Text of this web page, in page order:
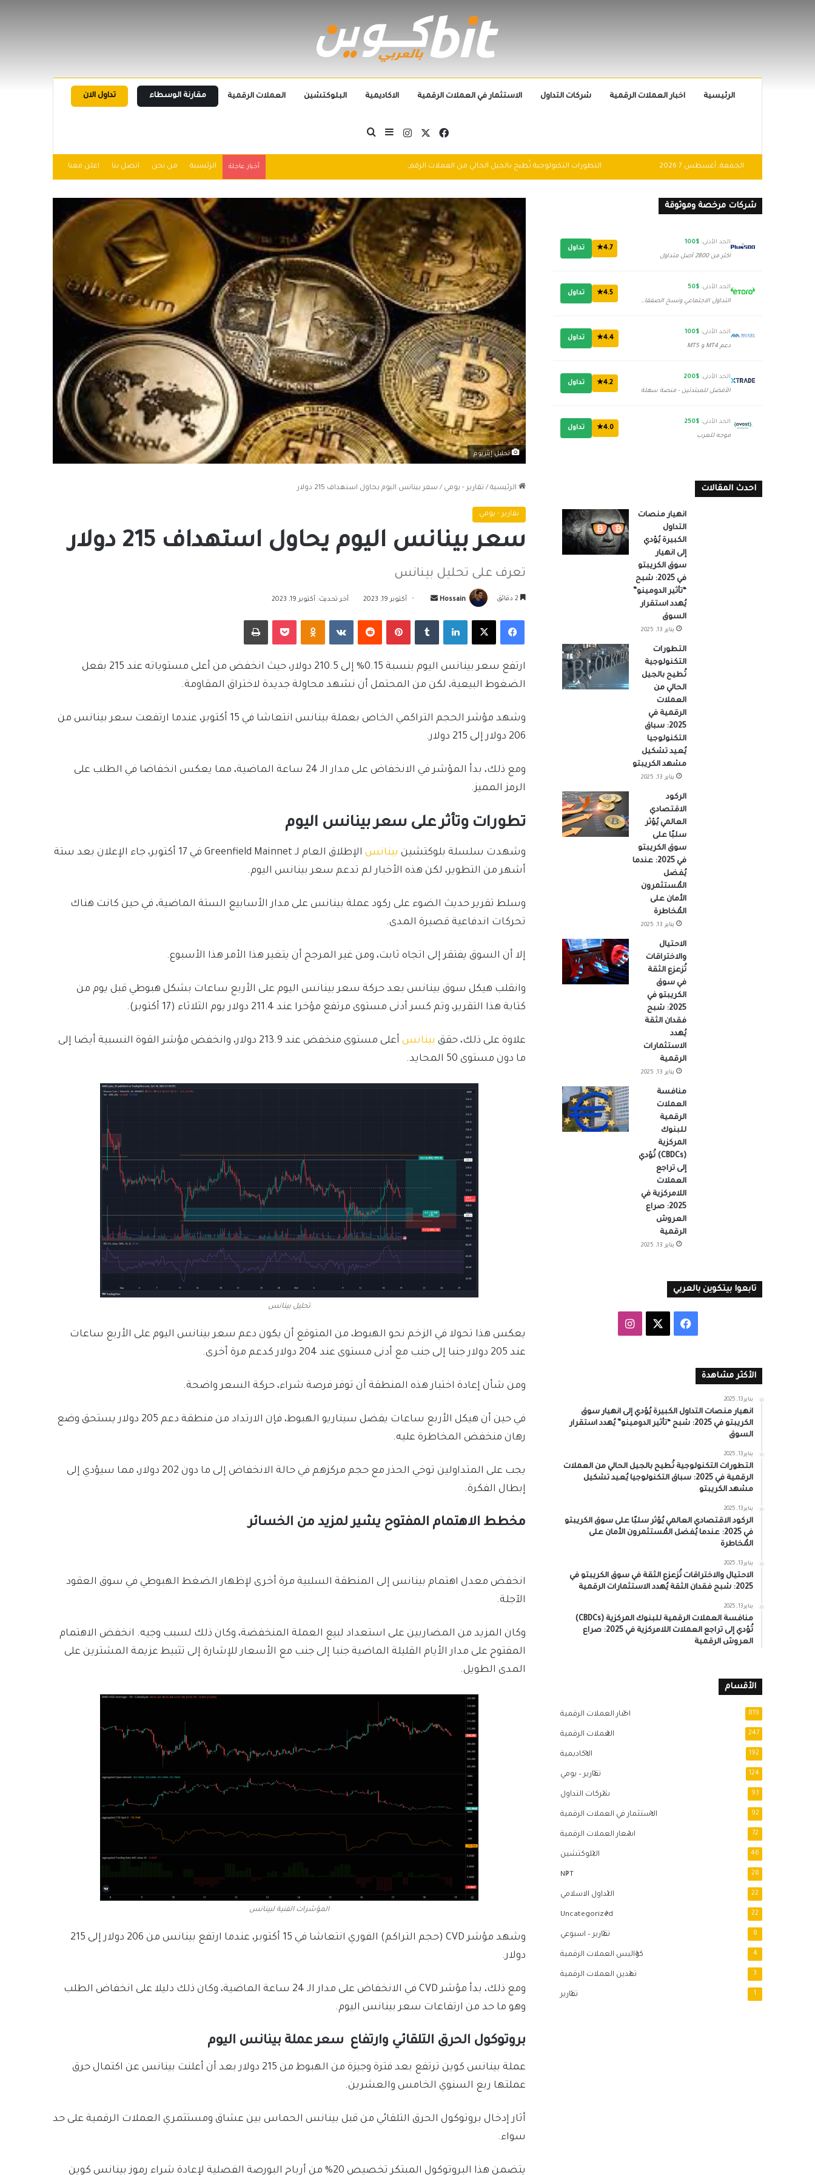
الرئيسية تداول الان اخبار العملات الرقمية شركات التداول الاستثمار في العملات الرقمية الاكاديمية البلوكتشين العملات الرقمية مقارنة الوسطاء
فيسبوكانستقرامإضافة عمود جانبي
بحث عن
الجمعة, أغسطس 7 2026 أخبار عاجلة الرئيسية من نحن اتصل بنا اعلن معنا
تحليل إيثريوم
الرئيسية / تقارير - يومي / سعر بينانس اليوم يحاول استهداف 215 دولار
تقارير - يومي
سعر بينانس اليوم يحاول استهداف 215 دولار
تعرف على تحليل بينانس
Hossain
أرسل
إلكترونيا
أكتوبر 19, 2023 آخر تحديث: أكتوبر 19, 2023
فيسبوك ‫X لينكدإن بينتيريست Odnoklassniki
‫Pocket طباعة
ارتفع سعر بينانس اليوم بنسبة 0.15% إلى 210.5 دولار، حيث انخفض من أعلى مستوياته عند 215 بفعل
الضغوط البيعية، لكن من المحتمل أن نشهد محاولة جديدة لاختراق المقاومة.
وشهد مؤشر الحجم التراكمي الخاص بعملة بينانس انتعاشا في 15 أكتوبر، عندما ارتفعت سعر بينانس من
206 دولار إلى 215 دولار.
ومع ذلك، بدأ المؤشر في الانخفاض على مدار الـ 24 ساعة الماضية، مما يعكس انخفاضا في الطلب على
الرمز المميز.
تطورات وتأثر على سعر بينانس اليوم
وشهدت سلسلة بلوكتشين بينانس
الإطلاق العام لـ Greenfield Mainnet في 17 أكتوبر، جاء الإعلان بعد ستة
أشهر من التطوير، لكن هذه الأخبار لم تدعم سعر بينانس اليوم.
وسلط تقرير حديث الضوء على ركود عملة بينانس على مدار الأسابيع الستة الماضية، في حين كانت هناك
تحركات اندفاعية قصيرة المدى.
إلا أن السوق يفتقر إلى اتجاه ثابت، ومن غير المرجح أن يتغير هذا الأمر هذا الأسبوع.
وانقلب هيكل سوق بينانس بعد حركة سعر بينانس اليوم على الأربع ساعات بشكل هبوطي قبل يوم من
كتابة هذا التقرير، وتم كسر أدنى مستوى مرتفع مؤخرا عند 211.4 دولار يوم الثلاثاء (17 أكتوبر).
علاوة على ذلك، حقق بينانس
أعلى مستوى منخفض عند 213.9 دولار، وانخفض مؤشر القوة النسبية أيضا إلى
ما دون مستوى 50 المحايد.
تحليل بينانس
يعكس هذا تحولا في الزخم نحو الهبوط، من المتوقع أن يكون دعم سعر بينانس اليوم على الأربع ساعات
عند 205 دولار جنبا إلى جنب مع أدنى مستوى عند 204 دولار كدعم مرة أخرى.
ومن شأن إعادة اختبار هذه المنطقة أن توفر فرصة شراء، حركة السعر واضحة.
في حين أن هيكل الأربع ساعات يفضل سيناريو الهبوط، فإن الارتداد من منطقة دعم 205 دولار يستحق وضع
رهان منخفض المخاطرة عليه.
يجب على المتداولين توخي الحذر مع حجم مركزهم في حالة الانخفاض إلى ما دون 202 دولار، مما سيؤدي إلى
إبطال الفكرة.
مخطط الاهتمام المفتوح يشير لمزيد من الخسائر
انخفض معدل اهتمام بينانس إلى المنطقة السلبية مرة أخرى لإظهار الضغط الهبوطي في سوق العقود
الآجلة.
وكان المزيد من المضاربين على استعداد لبيع العملة المنخفضة، وكان ذلك لسبب وجيه. انخفض الاهتمام
المفتوح على مدار الأيام القليلة الماضية جنبا إلى جنب مع الأسعار للإشارة إلى تثبيط عزيمة المشترين على
المدى الطويل.
المؤشرات الفنية لبينانس
وشهد مؤشر CVD (حجم التراكم) الفوري انتعاشا في 15 أكتوبر، عندما ارتفع بينانس من 206 دولار إلى 215
دولار.
ومع ذلك، بدأ مؤشر CVD في الانخفاض على مدار الـ 24 ساعة الماضية، وكان ذلك دليلا على انخفاض الطلب
وهو ما حد من ارتفاعات سعر بينانس اليوم.
بروتوكول الحرق التلقائي وارتفاع سعر عملة بينانس اليوم
عملة بينانس كوين ترتفع بعد فترة وجيزة من الهبوط من 215 دولار بعد أن أعلنت بينانس عن اكتمال حرق
عملتها ربع السنوي الخامس والعشرين.
أثار إدخال بروتوكول الحرق التلقائي من قبل بينانس الحماس بين عشاق ومستثمري العملات الرقمية على حد
سواء.
يتضمن هذا البروتوكول المبتكر تخصيص 20% من أرباح البورصة الفصلية لإعادة شراء رموز بينانس كوين
شركات مرخصة وموثوقة
الحد الأدنى: $100
أكثر من 2800 أصل متداول
4.7★ تداول
الحد الأدنى: $50
التداول الاجتماعي ونسخ الصفقات
4.5★ تداول
الحد الأدنى: $100
دعم MT4 و MT5
4.4★ تداول
الحد الأدنى: $200
الأفضل للمبتدئين - منصة سهلة
4.2★ تداول
الحد الأدنى: $250
موجه للعرب
4.0★ تداول
احدث المقالات
انهيار منصات
التداول
الكبيرة يُؤدي
إلى انهيار
سوق الكريبتو
في 2025: شبح
“تأثير الدومينو”
يُهدد استقرار
السوق
يناير 13, 2025
التطورات
التكنولوجية
تُطيح بالجيل
الحالي من
العملات
الرقمية في
2025: سباق
التكنولوجيا
يُعيد تشكيل
مشهد الكريبتو
يناير 13, 2025
الركود
الاقتصادي
العالمي يُؤثر
سلبًا على
سوق الكريبتو
في 2025: عندما
يُفضل
المُستثمرون
الأمان على
المُخاطرة
يناير 13, 2025
الاحتيال
والاختراقات
تُزعزع الثقة
في سوق
الكريبتو في
2025: شبح
فقدان الثقة
يُهدد
الاستثمارات
الرقمية
يناير 13, 2025
منافسة
العملات
الرقمية
للبنوك
المركزية
(CBDCs) تُؤدي
إلى تراجع
العملات
اللامركزية في
2025: صراع
العروش
الرقمية
يناير 13, 2025
تابعوا بيتكوين بالعربي
فيسبوك انستقرام
الأكثر مشاهدة
يناير 13, 2025
انهيار منصات التداول الكبيرة يُؤدي إلى انهيار سوق
الكريبتو في 2025: شبح “تأثير الدومينو” يُهدد استقرار
السوق
يناير 13, 2025
التطورات التكنولوجية تُطيح بالجيل الحالي من العملات
الرقمية في 2025: سباق التكنولوجيا يُعيد تشكيل
مشهد الكريبتو
يناير 13, 2025
الركود الاقتصادي العالمي يُؤثر سلبًا على سوق الكريبتو
في 2025: عندما يُفضل المُستثمرون الأمان على
المُخاطرة
يناير 13, 2025
الاحتيال والاختراقات تُزعزع الثقة في سوق الكريبتو في
2025: شبح فقدان الثقة يُهدد الاستثمارات الرقمية
يناير 13, 2025
منافسة العملات الرقمية للبنوك المركزية (CBDCs)
تُؤدي إلى تراجع العملات اللامركزية في 2025: صراع
العروش الرقمية
الأقسام
اخبار العملات الرقمية 819
العملات الرقمية 247
الاكاديمية 192
تقارير – يومي 124
شركات التداول 93
الاستثمار في العملات الرقمية 92
اسعار العملات الرقمية 72
البلوكتشين 46
NFT 28
التداول الاسلامي 22
Uncategorized 22
تقارير – اسبوعي 8
كواليس العملات الرقمية 4
تعدين العملات الرقمية 3
تقارير 1